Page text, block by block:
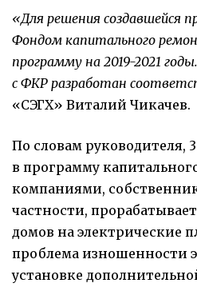
«Для решения создавшейся
Фондом капитального
программу на 2019-2021
с ФКР разработан
«СЭГХ» Виталий Чикачев.
По словам руководителя,
в программу
компаниями,
частности,
домов на электрические
проблема изношенности
установке